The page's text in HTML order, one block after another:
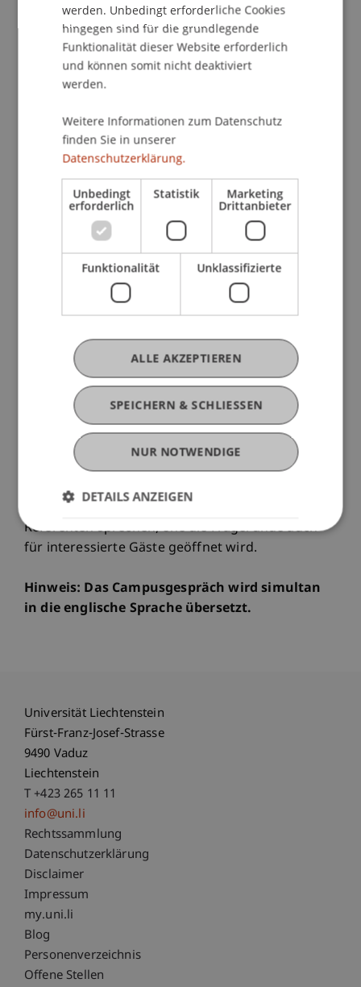
Sesshaftigkeit respektive des Nomadisierens
stetig verändern.
Der Kulturwissenschaftler und Historiker
Leimgruber
Universität Basel seit mehreren Jahrzehnten zur
Thematik "Migration", ist in verschiedenen
Gremien aktiv und mischt sich auch in öffentliche
Debatten ein.
Am Campus Gespräch wird er nebst den
Begriffen Grenze und Heimat auch
unterschiedliche, brisante Fragen aufnehmen:
Wie ziehen wir Grenzen und bestimmen wer
"drinnen" und "draussen" sein soll oder darf?
"normal", "natürlich" oder "selbstverständlich"?
Welche Rolle spielt Kultur und Identität bei
Grenzziehungen? Wie wird in einer global
vernetzten, vielfältigen und zugleich
fragmentierten Welt Heimat verstanden und
In der anschliessenden Diskussionsrunde werden
Roman Banzer und Monika Litscher mit dem
Referenten sprechen, ehe die Fragerunde auch
für interessierte Gäste geöffnet wird.
Hinweis: Das Campusgespräch wird simultan
in die englische Sprache übersetzt.
Universität Liechtenstein
Fürst-Franz-Josef-Strasse
9490 Vaduz
Liechtenstein
T +423 265 11 11
info@uni.li
Fußzeile Rechtliche Hinweise
Rechtssammlung
Datenschutzerklärung
Disclaimer
Impressum
Fußzeile Subdomain-Verzeichnis
my.uni.li
Blog
Personenverzeichnis
Offene Stellen
werden. Unbedingt erforderliche Cookies
hingegen sind für die grundlegende
Funktionalität dieser Website erforderlich
und können somit nicht deaktiviert
werden.
Weitere Informationen zum Datenschutz
finden Sie in unserer
Datenschutzerklärung.
Unbedingt
erforderlich
Statistik Marketing
Drittanbieter
Funktionalität Unklassifizierte
SPEICHERN & SCHLIESSEN
ALLE AKZEPTIEREN
NUR NOTWENDIGE
DETAILS ANZEIGEN